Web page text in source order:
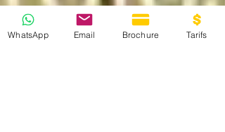
WhatsApp Email Brochure Tarifs